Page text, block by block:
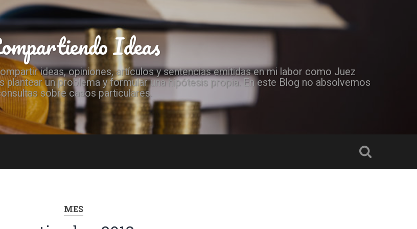
Ideas
ideas, opiniones, artículos y sentencias emitidas en mi labor como Juez
plantear un problema y formular una hipótesis propia. En este Blog no absolvemos
sobre casos particulares.
MES